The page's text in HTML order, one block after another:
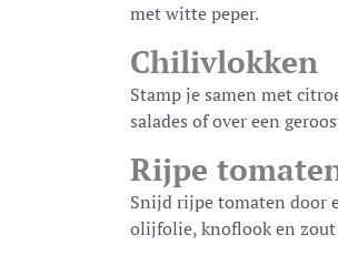
met witte peper.
Chilivlokken
Stamp je samen met
salades of over een
Rijpe
Snijd rijpe tomaten door
olijfolie, knoflook en zout